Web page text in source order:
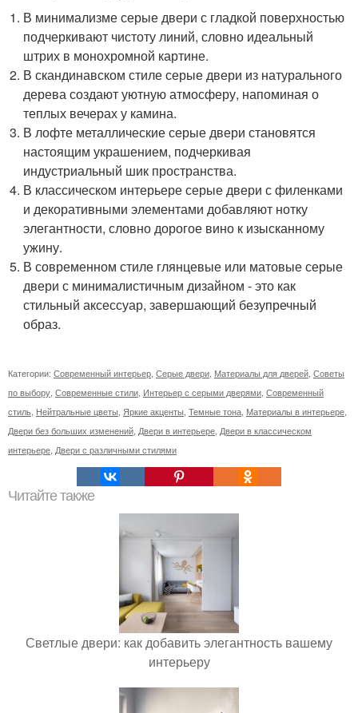
В минимализме серые двери с гладкой поверхностью
подчеркивают чистоту линий, словно идеальный
штрих в монохромной картине.
В скандинавском стиле серые двери из натурального
дерева создают уютную атмосферу, напоминая о
теплых вечерах у камина.
В лофте металлические серые двери становятся
настоящим украшением, подчеркивая
индустриальный шик пространства.
В классическом интерьере серые двери с филенками
и декоративными элементами добавляют нотку
элегантности, словно дорогое вино к изысканному
ужину.
В современном стиле глянцевые или матовые серые
двери с минималистичным дизайном - это как
стильный аксессуар, завершающий безупречный
образ.
Категории: Современный интерьер Серые двери Материалы для дверей Советы
по выбору Современные стили Интерьер с серыми дверями Современный
стиль Нейтральные цветы Яркие акценты Темные тона Материалы в интерьере
Двери без больших изменений Двери в интерьере Двери в классическом
интерьере Двери с различными стилями
Читайте также
Светлые двери: как добавить элегантность вашему
интерьеру